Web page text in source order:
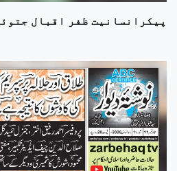
پیکرانسانیت ظفر اقبال